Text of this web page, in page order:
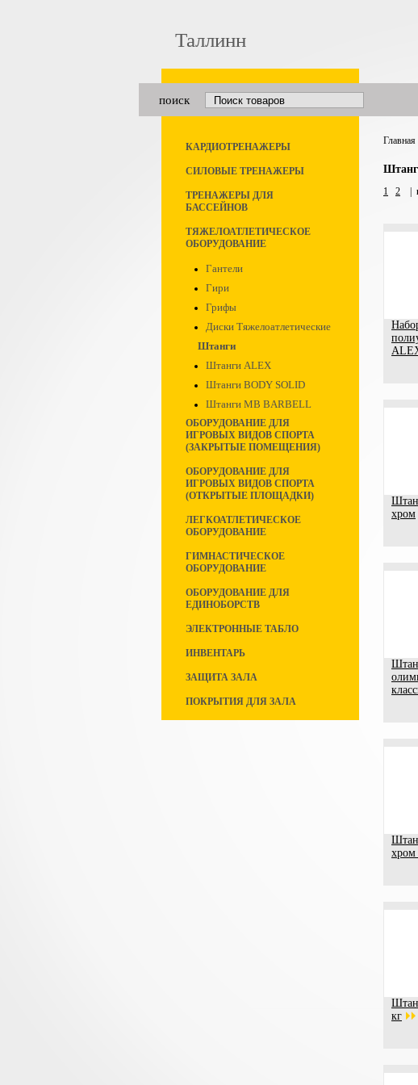
Таллинн
поиск
КАРДИОТРЕНАЖЕРЫ
СИЛОВЫЕ ТРЕНАЖЕРЫ
ТРЕНАЖЕРЫ ДЛЯ
БАССЕЙНОВ
ТЯЖЕЛОАТЛЕТИЧЕСКОЕ
ОБОРУДОВАНИЕ
Гантели
Гири
Грифы
Диски Тяжелоатлетические
Штанги
Штанги ALEX
Штанги BODY SOLID
Штанги MB BARBELL
ОБОРУДОВАНИЕ ДЛЯ
ИГРОВЫХ ВИДОВ СПОРТА
(ЗАКРЫТЫЕ ПОМЕЩЕНИЯ)
ОБОРУДОВАНИЕ ДЛЯ
ИГРОВЫХ ВИДОВ СПОРТА
(ОТКРЫТЫЕ ПЛОЩАДКИ)
ЛЕГКОАТЛЕТИЧЕСКОЕ
ОБОРУДОВАНИЕ
ГИМНАСТИЧЕСКОЕ
ОБОРУДОВАНИЕ
ОБОРУДОВАНИЕ ДЛЯ
ЕДИНОБОРСТВ
ЭЛЕКТРОННЫЕ ТАБЛО
ИНВЕНТАРЬ
ЗАЩИТА ЗАЛА
ПОКРЫТИЯ ДЛЯ ЗАЛА
Главная
1 2
хром
хром
кг